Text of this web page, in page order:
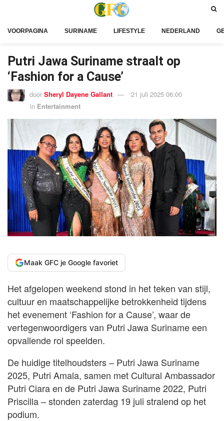
VOORPAGINA SURINAME LIFESTYLE NEDERLAND
Putri Jawa Suriname straalt op
‘Fashion for a Cause’
door Sheryl Dayene Gallant
21 juli 2025 06:00
in Entertainment
Maak GFC je Google favoriet
Het afgelopen weekend stond in het teken van stijl,
cultuur en maatschappelijke betrokkenheid tijdens
het evenement ‘Fashion for a Cause’, waar de
vertegenwoordigers van Putri Jawa Suriname een
opvallende rol speelden.
De huidige titelhoudsters – Putri Jawa Suriname
2025, Putri Amala, samen met Cultural Ambassador
Putri Ciara en de Putri Jawa Suriname 2022, Putri
Priscilla – stonden zaterdag 19 juli stralend op het
podium.